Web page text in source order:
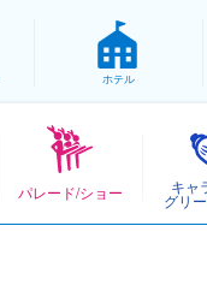
ホテル
パレード/ショー キャ
グリ